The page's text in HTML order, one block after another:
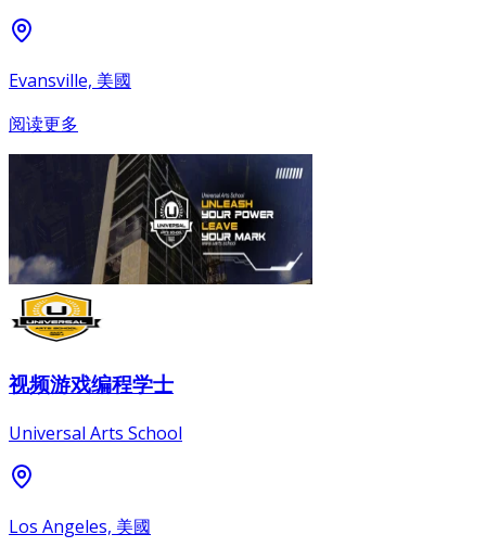
Evansville, 美國
阅读更多
视频游戏编程学士
Universal Arts School
Los Angeles, 美國